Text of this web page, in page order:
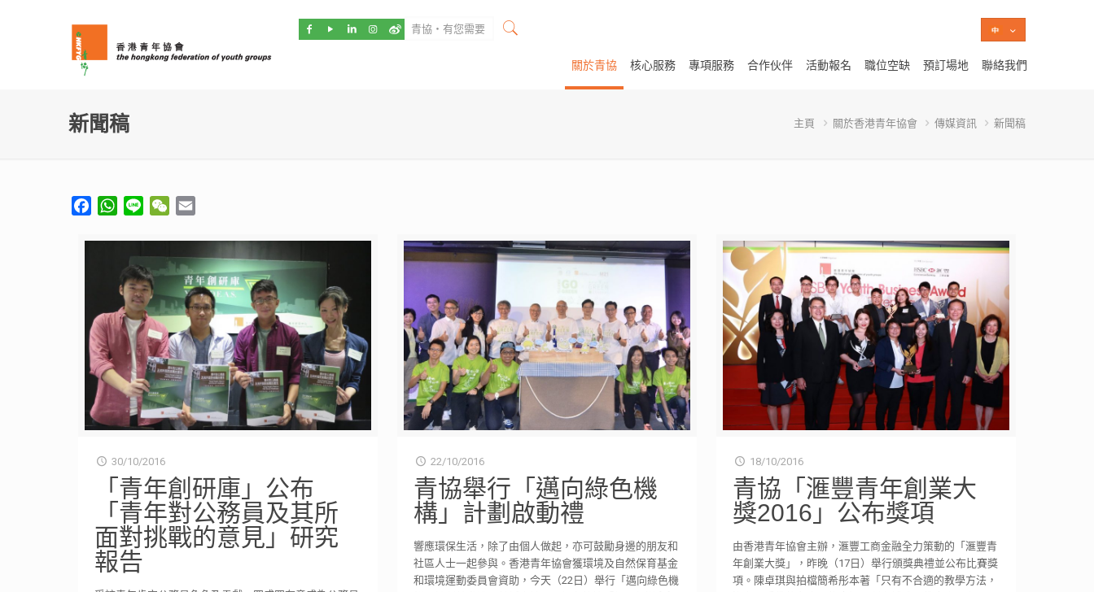
關於青協 核心服務 專項服務 合作伙伴 活動報名 職位空缺 預訂場地 聯絡我們
新聞稿 主頁 關於香港青年協會 傳媒資訊 新聞稿
FacebookWhatsApp
Line WeChat
30/10/2016
「青年創研庫」公布
「青年對公務員及其所
面對挑戰的意見」研究
報告
22/10/2016
青協舉行「邁向綠色機
構」計劃啟動禮
響應環保生活，除了由個人做起，亦可鼓勵身邊的朋友和
社區人士一起參與。香港青年協會獲環境及自然保育基金
和環境運動委員會資助，今天（22日）舉行「邁向綠色機
18/10/2016
青協「滙豐青年創業大
獎2016」公布獎項
由香港青年協會主辦，滙豐工商金融全力策動的「滙豐青
年創業大獎」，昨晚（17日）舉行頒獎典禮並公布比賽獎
項。陳卓琪與拍檔簡希彤本著「只有不合適的教學方法，